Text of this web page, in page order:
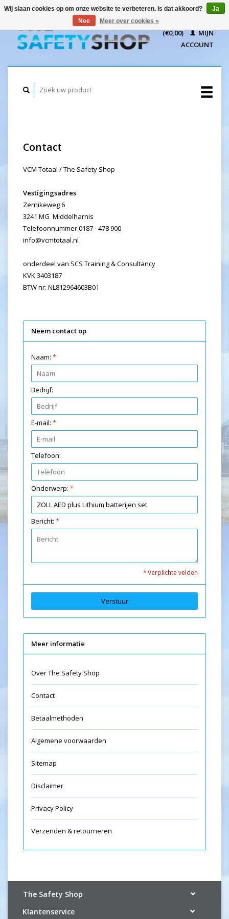
(€0,00)
MIJN
ACCOUNT
Contact
VCM Totaal / The Safety Shop
Vestigingsadres
Zernikeweg 6
3241 MG Middelharnis
Telefoonnummer 0187 - 478 900
info@vcmtotaal.nl
onderdeel van SCS Training & Consultancy
KVK 3403187
BTW nr: NL812964603B01
Neem contact op
Naam: *
Bedrijf:
E-mail: *
Telefoon:
Onderwerp: *
Bericht: *
* Verplichte velden
Verstuur
Meer informatie
Over The Safety Shop
Contact
Betaalmethoden
Algemene voorwaarden
Sitemap
Disclaimer
Privacy Policy
Verzenden & retourneren
The Safety Shop
Klantenservice
Wij slaan cookies op om onze website te verbeteren. Is dat akkoord?
Ja
Nee
Meer over cookies »